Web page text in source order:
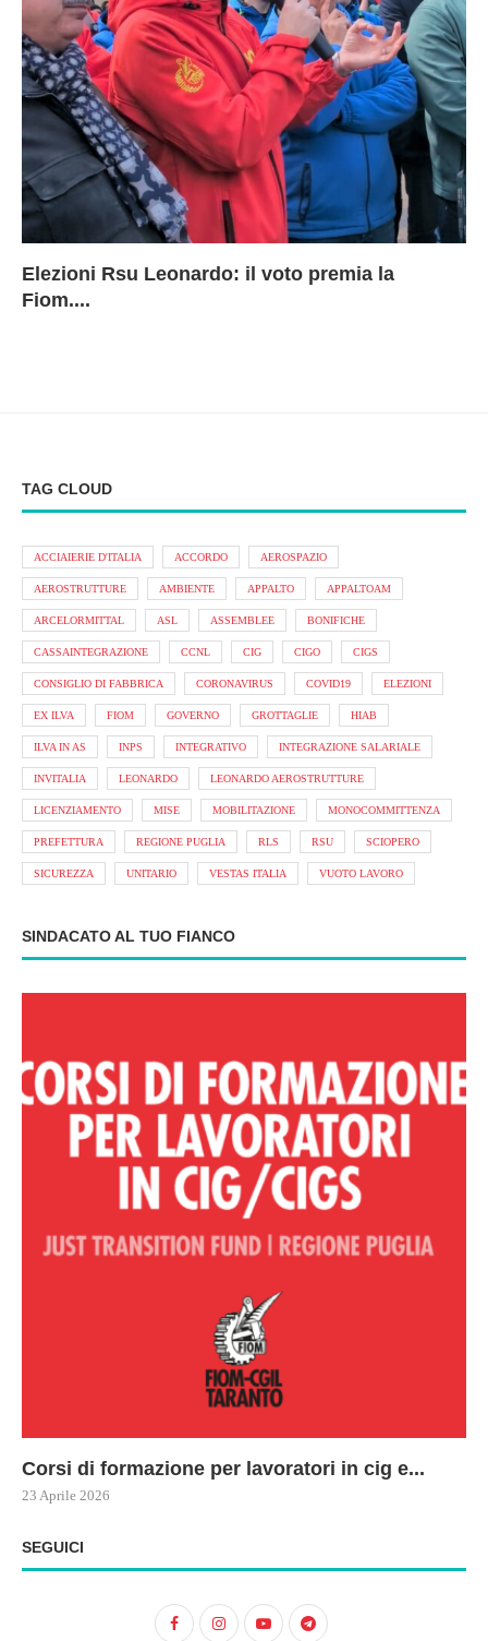
Elezioni Rsu Leonardo: il voto premia la
Fiom....
TAG CLOUD
ACCIAIERIE D'ITALIA ACCORDO AEROSPAZIO
AEROSTRUTTURE AMBIENTE APPALTO APPALTOAM
ARCELORMITTAL ASL ASSEMBLEE BONIFICHE
CASSAINTEGRAZIONE CCNL CIG CIGO CIGS
CONSIGLIO DI FABBRICA CORONAVIRUS COVID19 ELEZIONI
EX ILVA FIOM GOVERNO GROTTAGLIE HIAB
ILVA IN AS INPS INTEGRATIVO INTEGRAZIONE SALARIALE
INVITALIA LEONARDO LEONARDO AEROSTRUTTURE
LICENZIAMENTO MISE MOBILITAZIONE MONOCOMMITTENZA
PREFETTURA REGIONE PUGLIA RLS RSU SCIOPERO
SICUREZZA UNITARIO VESTAS ITALIA VUOTO LAVORO
SINDACATO AL TUO FIANCO
Corsi di formazione per lavoratori in cig e...
23 Aprile 2026
SEGUICI